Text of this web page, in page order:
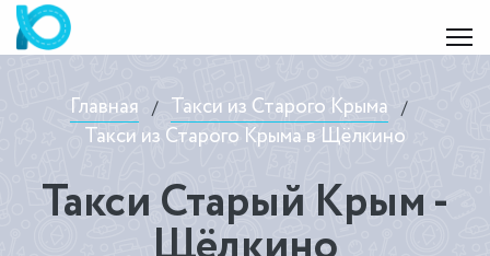
Главная / Такси из Старого Крыма /
Такси из Старого Крыма в Щёлкино
Такси Старый Крым -